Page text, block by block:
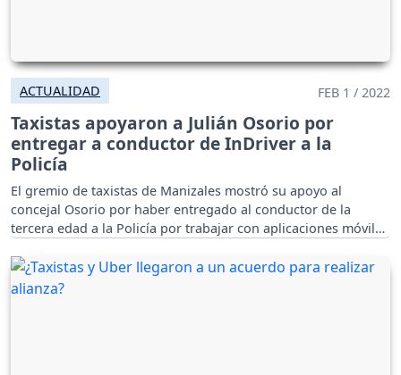
ACTUALIDAD FEB 1 / 2022
Taxistas apoyaron a Julián Osorio por
entregar a conductor de InDriver a la
Policía
El gremio de taxistas de Manizales mostró su apoyo al
concejal Osorio por haber entregado al conductor de la
tercera edad a la Policía por trabajar con aplicaciones móviles